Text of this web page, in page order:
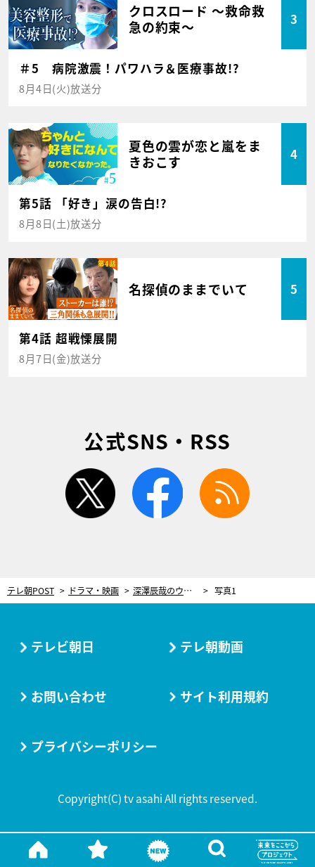
クロスロード ～救命救
急の約束～
3
＃5 病院激震！パワハラ＆医療事故!?
8月4日(火)放送分
夏色の雲が恋と嵐をま
きおこす
4
第5話 「好き」涙の告白!?
8月8日(土)放送分
名探偵のままでいて 5
第4話 超戦慄展開
8月7日(金)放送分
公式SNS・RSS
twitter facebook
テレ朝POST ドラマ・映画 深澤辰哉のウェディングドレス姿が大反響！『今日からラブリーマン』最終話は“リアル”な恋のチャンスが 写真1
テレビ朝日 テレ朝動画
お問い合わせ サイト利用規約
プライバシーポリシー
Copyright(C) tv asahi All rights reserved.